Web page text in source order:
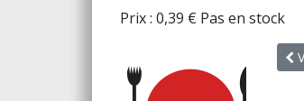
Prix : 0,39 € Pas en stock